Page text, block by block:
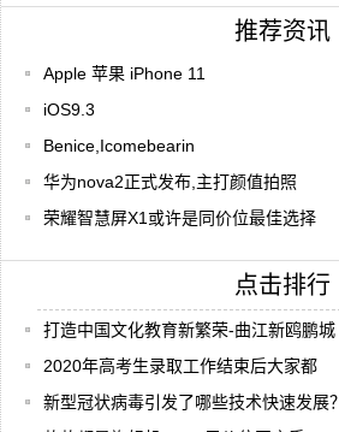
推荐资讯
Apple 苹果 iPhone 11
iOS9.3
Benice,Icomebearin
华为nova2正式发布,主打颜值拍照
荣耀智慧屏X1或许是同价位最佳选择
点击排行
打造中国文化教育新繁荣-曲江新鸥鹏城
2020年高考生录取工作结束后大家都
新型冠状病毒引发了哪些技术快速发展？